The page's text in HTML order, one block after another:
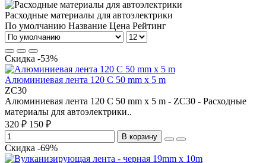
Расходные материалы для автоэлектрики
По умолчанию Название Цена Рейтинг
Скидка -53%
Алюминиевая лента 120 С 50 mm x 5 m
ZC30
Алюминиевая лента 120 С 50 mm x 5 m - ZC30 - Расходные
материалы для автоэлектрики..
320 ₽ 150 ₽
В корзину
Скидка -69%